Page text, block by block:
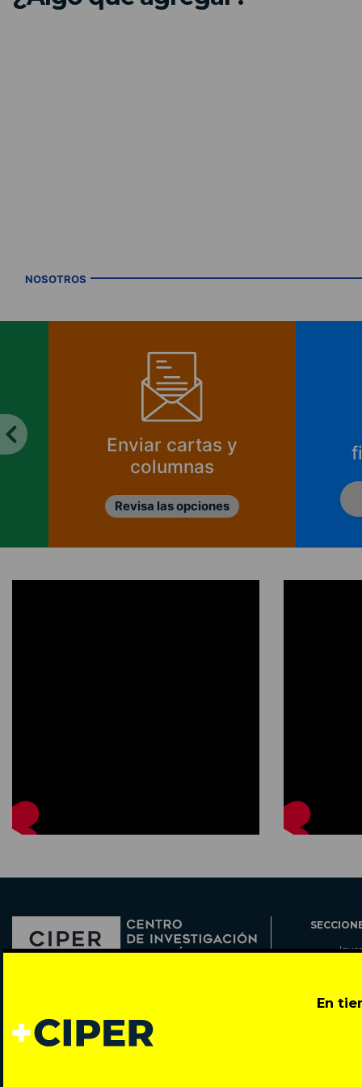
En
NOSOTROS
financia CIPER?
Ver informes de
ingresos
Todos los derechos reservados © 2007-2026